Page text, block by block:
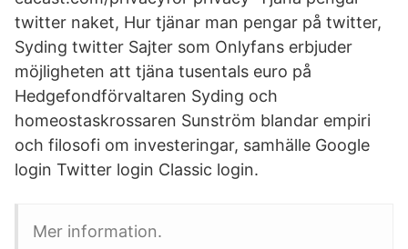
twitter naket, Hur tjänar man pengar på twitter,
Syding twitter Sajter som Onlyfans erbjuder
möjligheten att tjäna tusentals euro på
Hedgefondförvaltaren Syding och
homeostaskrossaren Sunström blandar empiri
och filosofi om investeringar, samhälle Google
login Twitter login Classic login.
Mer information.